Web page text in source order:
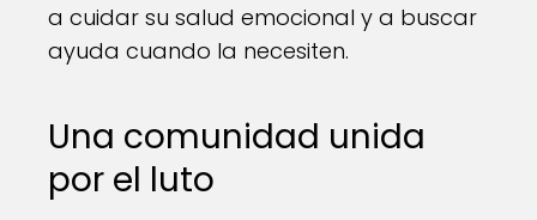
a cuidar su salud emocional y a buscar
ayuda cuando la necesiten.
Una comunidad unida
por el luto